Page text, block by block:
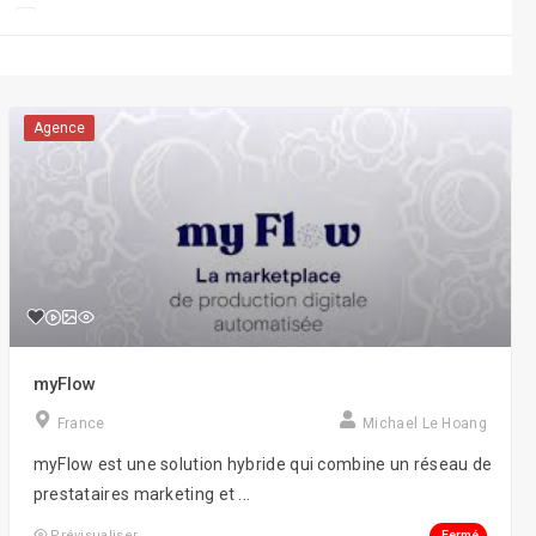
e-Commerce
Événementiel
Gaming
Growth Hacking
Inbound Marketing
Lead Generation
Netlinking
Retargeting
SEO/SEA/SMM/SMO
Agence
myFlow
France Michael Le Hoang
myFlow est une solution hybride qui combine un réseau de
prestataires marketing et ...